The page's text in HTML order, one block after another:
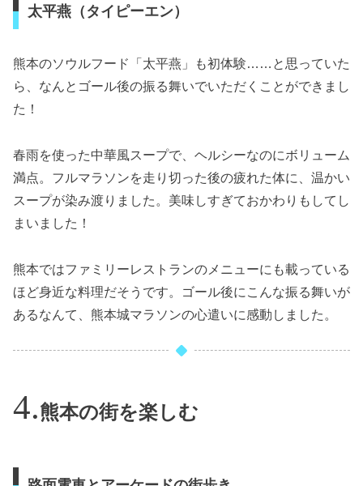
太平燕（タイピーエン）
熊本のソウルフード「太平燕」も初体験……と思っていた
ら、なんとゴール後の振る舞いでいただくことができまし
た！
春雨を使った中華風スープで、ヘルシーなのにボリューム
満点。フルマラソンを走り切った後の疲れた体に、温かい
スープが染み渡りました。美味しすぎておかわりもしてし
まいました！
熊本ではファミリーレストランのメニューにも載っている
ほど身近な料理だそうです。ゴール後にこんな振る舞いが
あるなんて、熊本城マラソンの心遣いに感動しました。
熊本の街を楽しむ